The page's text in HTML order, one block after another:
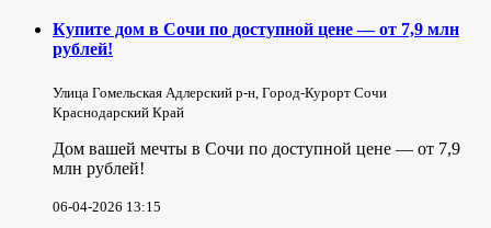
Купите дом в Сочи по доступной цене — от 7,9 млн
рублей!
Улица Гомельская Адлерский р-н, Город-Курорт Сочи
Краснодарский Край
Дом вашей мечты в Сочи по доступной цене — от 7,9
млн рублей!
06-04-2026 13:15